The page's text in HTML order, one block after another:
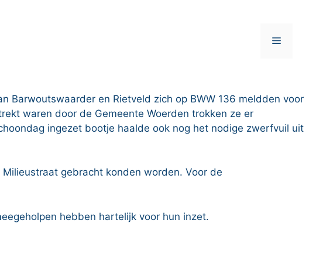
Menu
en Rietveld zich op BWW 136 meldden voor
waren door de Gemeente Woerden trokken ze er
ingezet bootje haalde ook nog het nodige zwerfvuil uit
gebracht konden worden. Voor de
hebben hartelijk voor hun inzet.